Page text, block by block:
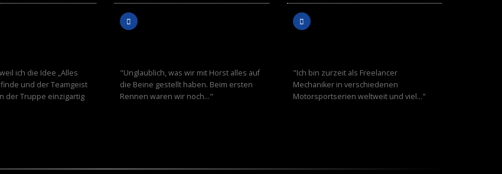
ich die Idee „Alles
finde und der Teamgeist
der Truppe einzigartig
THOMAS
"Unglaublich, was wir mit Horst alles auf
die Beine gestellt haben. Beim ersten
Rennen waren wir noch…"
RENE
"Ich bin zurzeit als Freelancer
Mechaniker in verschiedenen
Motorsportserien weltweit und viel…"